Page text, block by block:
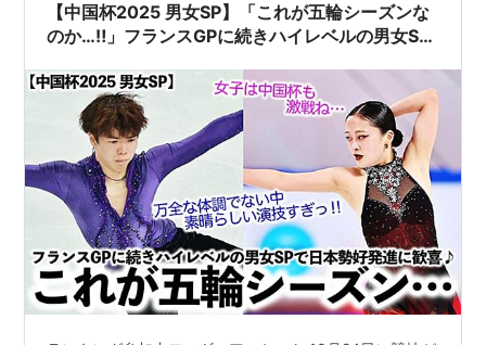
【中国杯2025 男女SP】「これが五輪シーズンな
のか…‼︎」フランスGPに続きハイレベルの男女SP